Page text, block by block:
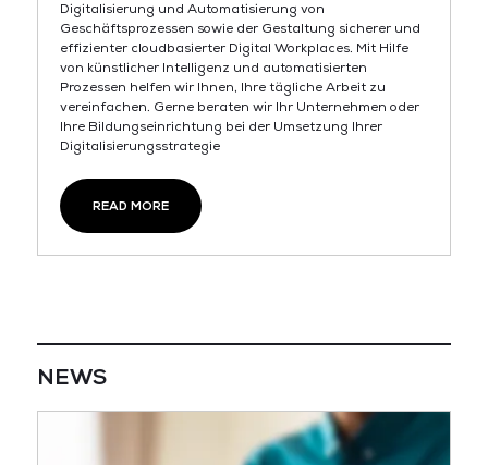
Digitalisierung und Automatisierung von
Geschäftsprozessen sowie der Gestaltung sicherer und
effizienter cloudbasierter Digital Workplaces. Mit Hilfe
von künstlicher Intelligenz und automatisierten
Prozessen helfen wir Ihnen, Ihre tägliche Arbeit zu
vereinfachen. Gerne beraten wir Ihr Unternehmen oder
Ihre Bildungseinrichtung bei der Umsetzung Ihrer
Digitalisierungsstrategie
READ MORE
NEWS